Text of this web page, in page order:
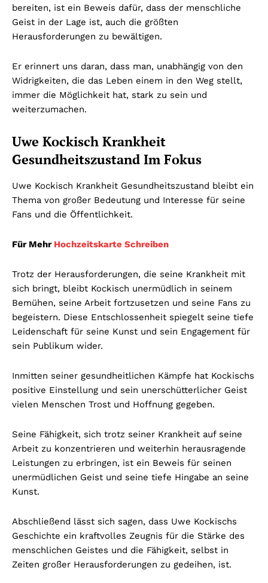
bereiten, ist ein Beweis dafür, dass der menschliche
Geist in der Lage ist, auch die größten
Herausforderungen zu bewältigen.
Er erinnert uns daran, dass man, unabhängig von den
Widrigkeiten, die das Leben einem in den Weg stellt,
immer die Möglichkeit hat, stark zu sein und
weiterzumachen.
Uwe Kockisch Krankheit
Gesundheitszustand Im Fokus
Uwe Kockisch Krankheit Gesundheitszustand bleibt ein
Thema von großer Bedeutung und Interesse für seine
Fans und die Öffentlichkeit.
Für Mehr Hochzeitskarte Schreiben
Trotz der Herausforderungen, die seine Krankheit mit
sich bringt, bleibt Kockisch unermüdlich in seinem
Bemühen, seine Arbeit fortzusetzen und seine Fans zu
begeistern. Diese Entschlossenheit spiegelt seine tiefe
Leidenschaft für seine Kunst und sein Engagement für
sein Publikum wider.
Inmitten seiner gesundheitlichen Kämpfe hat Kockischs
positive Einstellung und sein unerschütterlicher Geist
vielen Menschen Trost und Hoffnung gegeben.
Seine Fähigkeit, sich trotz seiner Krankheit auf seine
Arbeit zu konzentrieren und weiterhin herausragende
Leistungen zu erbringen, ist ein Beweis für seinen
unermüdlichen Geist und seine tiefe Hingabe an seine
Kunst.
Abschließend lässt sich sagen, dass Uwe Kockischs
Geschichte ein kraftvolles Zeugnis für die Stärke des
menschlichen Geistes und die Fähigkeit, selbst in
Zeiten großer Herausforderungen zu gedeihen, ist.